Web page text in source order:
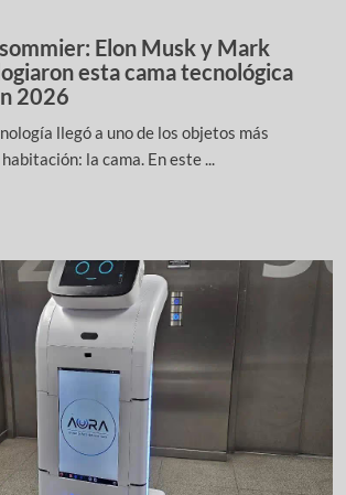
Elon Musk y Mark
esta cama tecnológica
2026
llegó a uno de los objetos más
la cama. En este ...